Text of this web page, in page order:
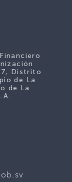
Distrito
de La
de La